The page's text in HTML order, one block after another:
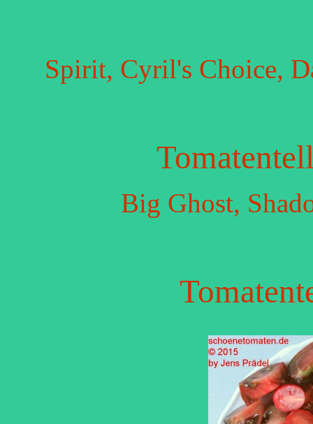
Spirit, Cyril's Choice,
Big Ghost,